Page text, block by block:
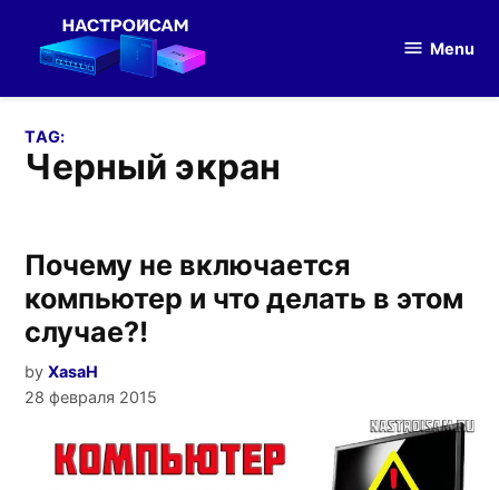
оборудования
Menu
TAG:
черный экран
Почему не включается
компьютер и что делать в этом
случае?!
by XasaH
28 февраля 2015